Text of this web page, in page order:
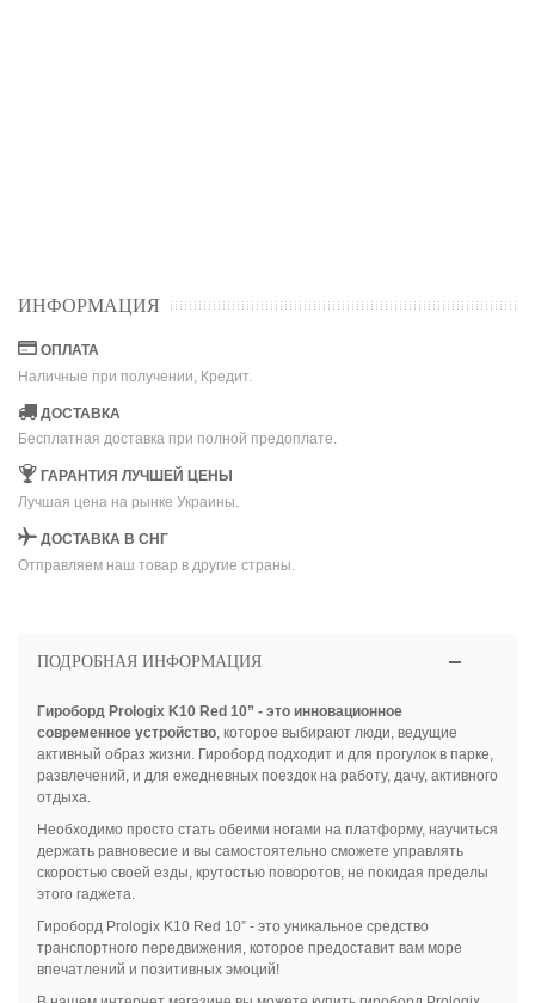
ИНФОРМАЦИЯ
ОПЛАТА
Наличные при получении, Кредит.
ДОСТАВКА
Бесплатная доставка при полной предоплате.
ГАРАНТИЯ ЛУЧШЕЙ ЦЕНЫ
Лучшая цена на рынке Украины.
ДОСТАВКА В СНГ
Отправляем наш товар в другие страны.
ПОДРОБНАЯ ИНФОРМАЦИЯ
Гироборд Prologix K10 Red 10” - это инновационное
современное устройство, которое выбирают люди, ведущие
активный образ жизни. Гироборд подходит и для прогулок в парке,
развлечений, и для ежедневных поездок на работу, дачу, активного
отдыха.
Необходимо просто стать обеими ногами на платформу, научиться
держать равновесие и вы самостоятельно сможете управлять
скоростью своей езды, крутостью поворотов, не покидая пределы
этого гаджета.
Гироборд Prologix K10 Red 10” - это уникальное средство
транспортного передвижения, которое предоставит вам море
впечатлений и позитивных эмоций!